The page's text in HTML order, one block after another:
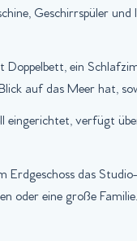
Geschirrspüler
ein
auf das Meer hat,
verfügt
Erdgeschoss das
oder eine große Familie.